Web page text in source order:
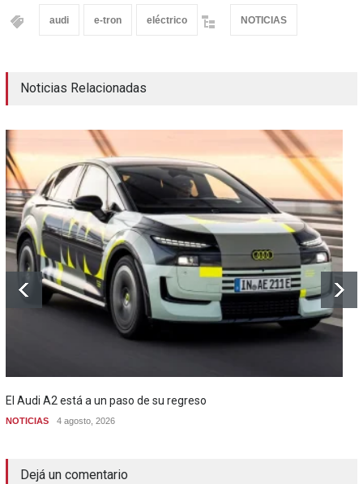
audi e-tron eléctrico NOTICIAS
Noticias Relacionadas
El Audi A2 está a un paso de su regreso
NOTICIAS 4 agosto, 2026
Dejá un comentario